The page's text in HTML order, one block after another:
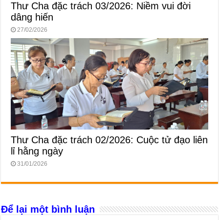
Thư Cha đặc trách 03/2026: Niềm vui đời
dâng hiến
27/02/2026
Thư Cha đặc trách 02/2026: Cuộc tử đạo liên
lỉ hằng ngày
31/01/2026
Để lại một bình luận